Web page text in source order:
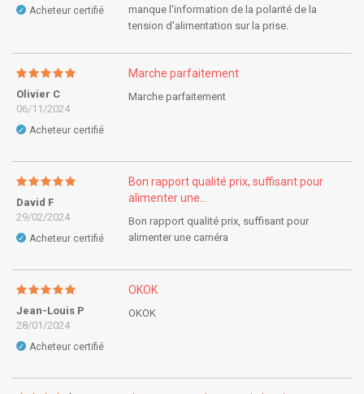
✓ Acheteur certifié
manque l'information de la polarité de la
tension d'alimentation sur la prise.
Olivier C
06/11/2024
✓ Acheteur certifié
Marche parfaitement
Marche parfaitement
David F
29/02/2024
✓ Acheteur certifié
Bon rapport qualité prix, suffisant pour
alimenter une...
Bon rapport qualité prix, suffisant pour
alimenter une caméra
Jean-Louis P
28/01/2024
✓ Acheteur certifié
OKOK
OKOK